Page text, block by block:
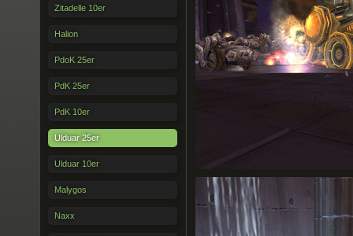
Zitadelle 10er
Halion
PdoK 25er
PdK 25er
PdK 10er
Ulduar 25er
Ulduar 10er
Malygos
Naxx